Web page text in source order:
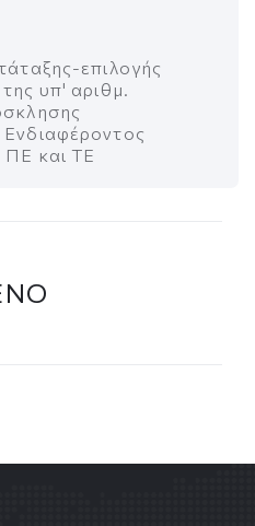
επιλογής
υπ' αριθμ.
ΠΕ και ΤΕ